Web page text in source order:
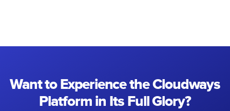
Want to Experience the Cloudways
Platform in Its Full Glory?